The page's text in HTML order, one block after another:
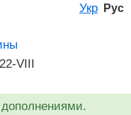
Укр Рус
VIII